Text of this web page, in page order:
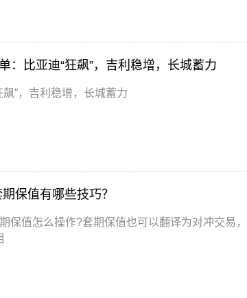
：比亚迪“狂飙”，吉利稳增，长城蓄力
飙”，吉利稳增，长城蓄力
保值有哪些技巧？
保值怎么操作?套期保值也可以翻译为对冲交易